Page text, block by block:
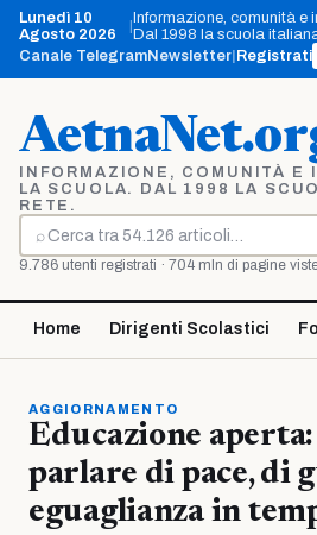
Vai
contenuto
Lunedì 10
Agosto 2026
Informazione, comunità e
Dal 1998 la scuola
Canale TelegramNewsletter Registrati
INFORMAZIONE, COMUNITÀ E
LA SCUOLA. DAL 1998 LA
RETE.
⌕
Cerca
9.786 utenti registrati · 704 mln di pagine
Home Dirigenti Scolastici
AGGIORNAMENTO
Educazione
parlare di pace, di
eguaglianza in